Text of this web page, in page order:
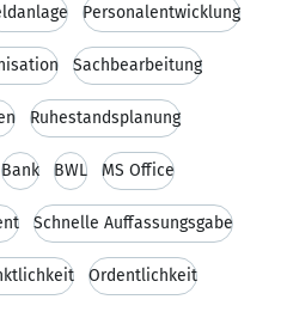
Personalentwicklung
Sachbearbeitung
Ruhestandsplanung
Bank BWL MS Office
Schnelle Auffassungsgabe
Ordentlichkeit